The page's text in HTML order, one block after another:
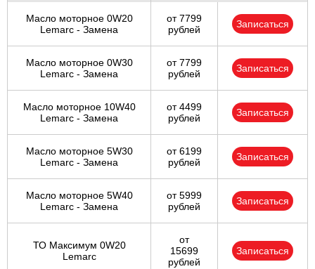
Санкт-Петербург
Саратов
Солнцево
Сочи
Сургут
Тольятти
Тула
Тюмень
Масло моторное 0W20
Lemarc - Замена
от 7799
рублей
Записаться
Масло моторное 0W30
Lemarc - Замена
от 7799
рублей
Записаться
Масло моторное 10W40
Lemarc - Замена
от 4499
рублей
Записаться
Масло моторное 5W30
Lemarc - Замена
от 6199
рублей
Записаться
Масло моторное 5W40
Lemarc - Замена
от 5999
рублей
Записаться
ТО Максимум 0W20
Lemarc
от
15699
рублей
Записаться